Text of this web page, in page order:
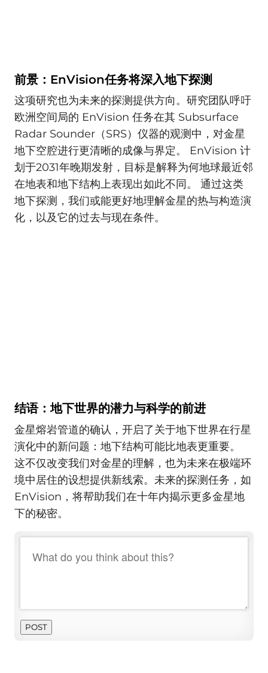
前景：EnVision任务将深入地下探测
这项研究也为未来的探测提供方向。研究团队呼吁
欧洲空间局的 EnVision 任务在其 Subsurface
Radar Sounder（SRS）仪器的观测中，对金星
地下空腔进行更清晰的成像与界定。 EnVision 计
划于2031年晚期发射，目标是解释为何地球最近邻
在地表和地下结构上表现出如此不同。 通过这类
地下探测，我们或能更好地理解金星的热与构造演
化，以及它的过去与现在条件。
结语：地下世界的潜力与科学的前进
金星熔岩管道的确认，开启了关于地下世界在行星
演化中的新问题：地下结构可能比地表更重要。
这不仅改变我们对金星的理解，也为未来在极端环
境中居住的设想提供新线索。未来的探测任务，如
EnVision，将帮助我们在十年内揭示更多金星地
下的秘密。
POST